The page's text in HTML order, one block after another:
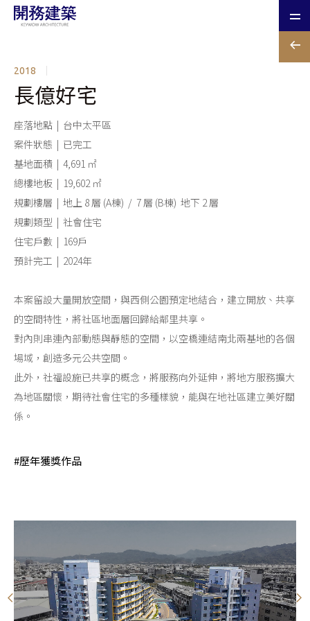
2018
長億好宅
座落地點 | 台中太平區
案件狀態 | 已完工
基地面積 | 4,691 ㎡
總樓地板 | 19,602 ㎡
規劃樓層 | 地上 8 層 (A棟) / 7 層 (B棟) 地下 2 層
規劃類型 | 社會住宅
住宅戶數 | 169戶
預計完工 | 2024年
本案留設大量開放空間，與西側公園預定地結合，建立開放、共享
的空間特性，將社區地面層回歸給鄰里共享。
對內則串連內部動態與靜態的空間，以空橋連結南北兩基地的各個
場域，創造多元公共空間。
此外，社福設施已共享的概念，將服務向外延伸，將地方服務擴大
為地區關懷，期待社會住宅的多種樣貌，能與在地社區建立美好關
係。
#歷年獲獎作品